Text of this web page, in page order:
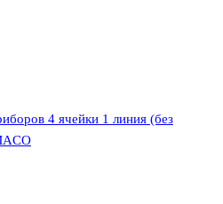
4 ячейки 1 линия (без